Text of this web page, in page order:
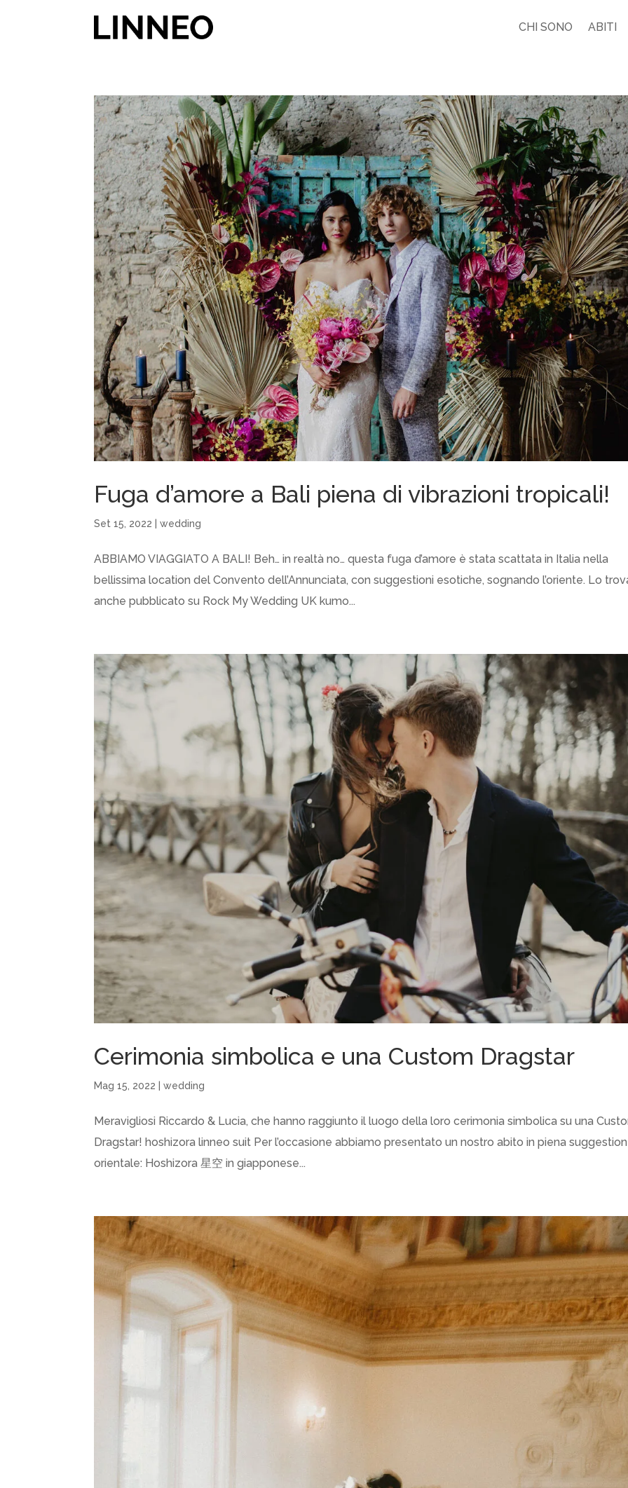
CHI SONO ABITI
Fuga d’amore a Bali piena di vibrazioni tropicali!
Set 15, 2022 |wedding
ABBIAMO VIAGGIATO A BALI! Beh… in realtà no… questa fuga d’amore è stata scattata in Italia nella
bellissima location del Convento dell’Annunciata, con suggestioni esotiche, sognando l’oriente. Lo
anche pubblicato su Rock My Wedding UK kumo...
Cerimonia simbolica e una Custom Dragstar
Mag 15, 2022 |wedding
Meravigliosi Riccardo & Lucia, che hanno raggiunto il luogo della loro cerimonia simbolica su una
Dragstar! hoshizora linneo suit Per l’occasione abbiamo presentato un nostro abito in piena
orientale: Hoshizora 星空 in giapponese...